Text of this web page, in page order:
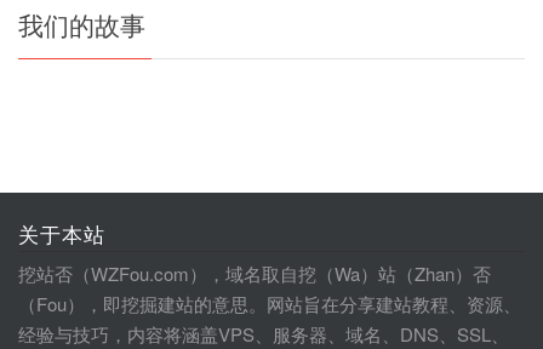
我们的故事
关于本站
挖站否（WZFou.com），域名取自挖（Wa）站（Zhan）否
（Fou），即挖掘建站的意思。网站旨在分享建站教程、资源、
经验与技巧，内容将涵盖VPS、服务器、域名、DNS、SSL、